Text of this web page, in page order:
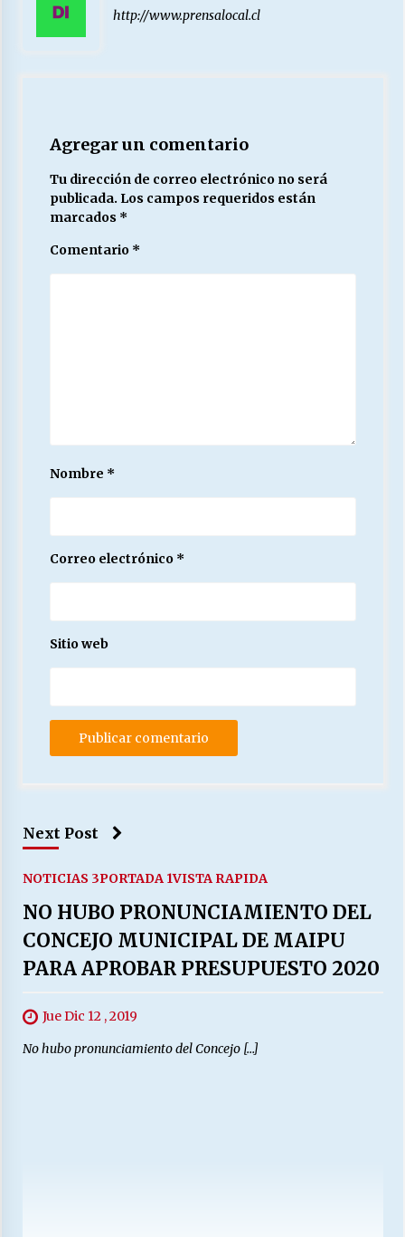
http://www.prensalocal.cl
Agregar un comentario
Tu dirección de correo electrónico no será
publicada. Los campos requeridos están
marcados *
Comentario *
Nombre *
Correo electrónico *
Sitio web
Next Post
NOTICIAS 3PORTADA 1VISTA RAPIDA
NO HUBO PRONUNCIAMIENTO DEL
CONCEJO MUNICIPAL DE MAIPU
PARA APROBAR PRESUPUESTO 2020
Jue Dic 12 , 2019
No hubo pronunciamiento del Concejo […]